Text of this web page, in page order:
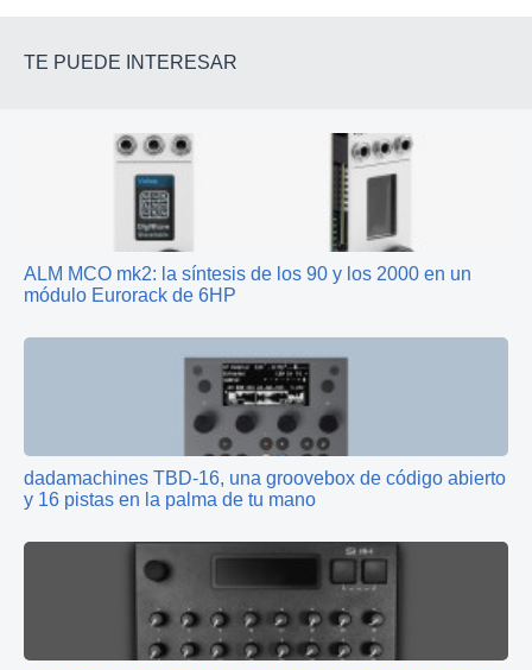
TE PUEDE INTERESAR
ALM MCO mk2: la síntesis de los 90 y los 2000 en un
módulo Eurorack de 6HP
dadamachines TBD‑16, una groovebox de código abierto
y 16 pistas en la palma de tu mano